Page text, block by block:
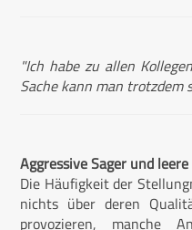
"Ich habe zu allen
Sache kann man trotzdem
Aggressive Sager und
Die Häufigkeit der
nichts über deren
provozieren, manche